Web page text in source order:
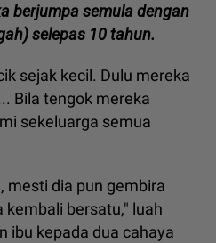
berjumpa semula dengan
selepas 10 tahun.
sejak kecil. Dulu mereka
Bila tengok mereka
sekeluarga semua
mesti dia pun gembira
kembali bersatu," luah
ibu kepada dua cahaya